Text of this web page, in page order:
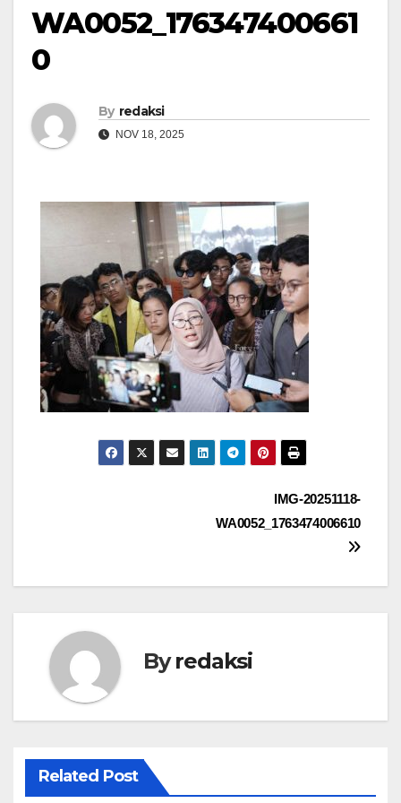
WA0052_176347400661
0
By redaksi
NOV 18, 2025
IMG-20251118-
WA0052_1763474006610
Byredaksi
Related Post